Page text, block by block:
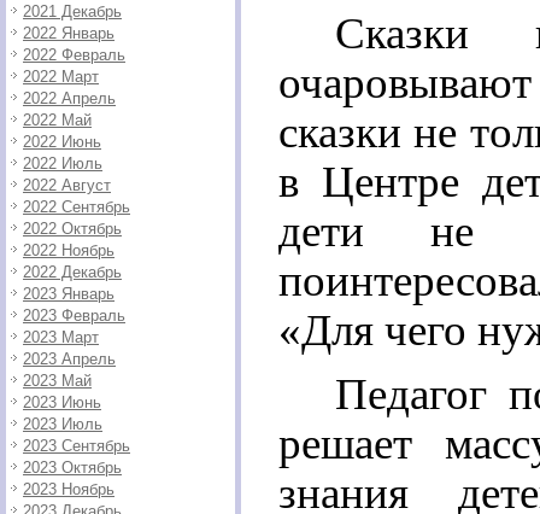
2021 Декабрь
2022 Январь
2022 Февраль
2022 Март
2022 Апрель
2022 Май
2022 Июнь
2022 Июль
2022 Август
2022 Сентябрь
2022 Октябрь
2022 Ноябрь
2022 Декабрь
2023 Январь
2023 Февраль
2023 Март
2023 Апрель
2023 Май
2023 Июнь
2023 Июль
2023 Сентябрь
2023 Октябрь
2023 Ноябрь
Сказки
сказки не
в Центре
дети не
«Для чего
Педагог
решает
знания